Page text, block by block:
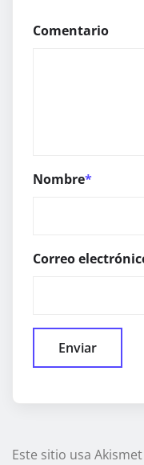
Comentario
Nombre*
Correo
Este sitio usa